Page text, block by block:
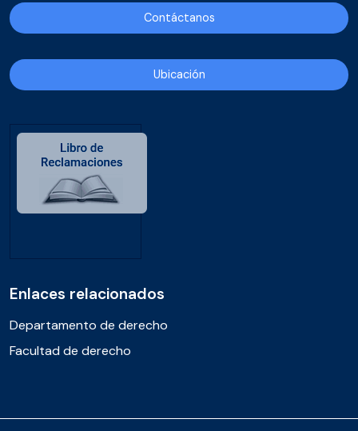
Contáctanos
Ubicación
Enlaces relacionados
Departamento de derecho
Facultad de derecho